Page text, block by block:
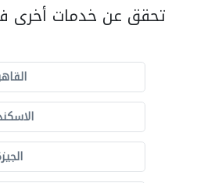
تحقق عن خدمات أخرى